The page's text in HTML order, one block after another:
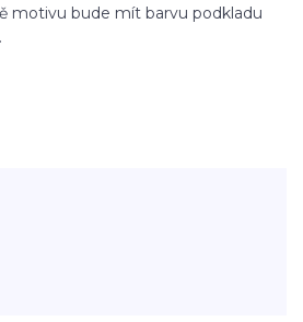
motivu bude mít barvu podkladu